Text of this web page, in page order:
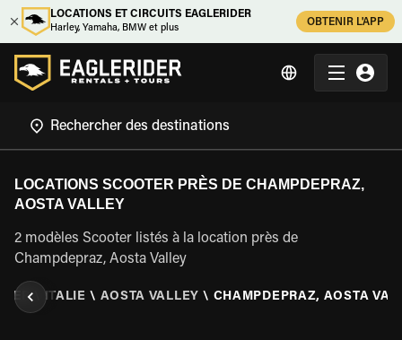
LOCATIONS ET CIRCUITS EAGLERIDER
Harley, Yamaha, BMW et plus
OBTENIR L'APP
LOCATIONS SCOOTER PRÈS DE CHAMPDEPRAZ,
AOSTA VALLEY
2 modèles Scooter listés à la location près de
Champdepraz, Aosta Valley
ITALIE \ AOSTA VALLEY \ CHAMPDEPRAZ, AOSTA